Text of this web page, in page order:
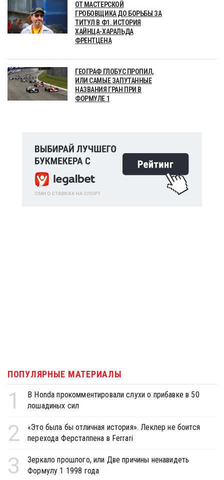
ОТ МАСТЕРСКОЙ
ГРОБОВЩИКА ДО БОРЬБЫ ЗА
ТИТУЛ В Ф1. ИСТОРИЯ
ХАЙНЦА-ХАРАЛЬДА
ФРЕНТЦЕНА
ГЕОГРАФ ГЛОБУС ПРОПИЛ,
ИЛИ САМЫЕ ЗАПУТАННЫЕ
НАЗВАНИЯ ГРАН ПРИ В
ФОРМУЛЕ 1
ПОПУЛЯРНЫЕ МАТЕРИАЛЫ
1
В Honda прокомментировали слухи о прибавке в 50
лошадиных сил
2
«Это была бы отличная история». Леклер не боится
перехода Ферстаппена в Ferrari
3
Зеркало прошлого, или Две причины ненавидеть
Формулу 1 1998 года